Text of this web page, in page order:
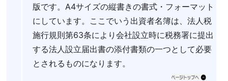
版です。A4サイズの縦書きの書式・フォーマット
にしています。ここでいう出資者名簿は、法人税
施行規則第63条により会社設立時に税務署に提出
する法人設立届出書の添付書類の一つとして必要
とされるものになります。